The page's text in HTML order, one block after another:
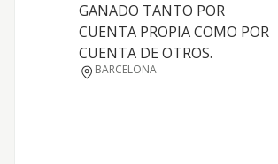
GANADO TANTO POR
CUENTA PROPIA COMO POR
CUENTA DE OTROS.
BARCELONA